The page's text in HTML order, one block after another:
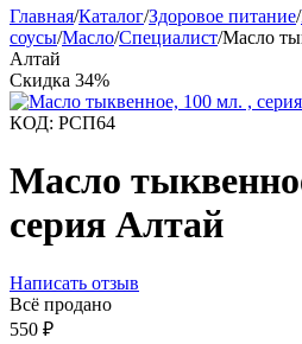
Главная/Каталог/Здоровое питание/
соусы/Масло/Специалист/Масло
Алтай
Скидка 34%
КОД: РСП64
Масло
серия Алтай
Написать отзыв
Всё продано
550 ₽